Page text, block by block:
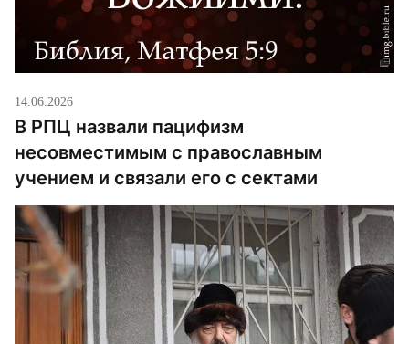
14.06.2026
В РПЦ назвали пацифизм
несовместимым с православным
учением и связали его с сектами